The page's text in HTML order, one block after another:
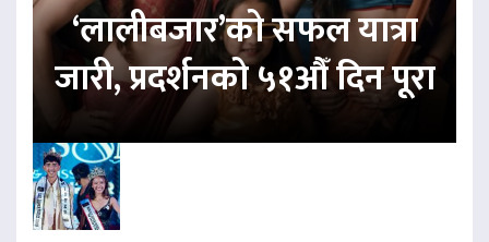
‘लालीबजार’को सफल यात्रा
जारी, प्रदर्शनको ५१औँ दिन पूरा